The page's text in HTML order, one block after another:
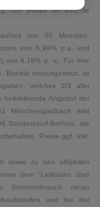
der jemals an auto.de
von 60 Monaten,
von 6,99% p.a. und
von 6,78% p. a.. Für Ihre
Bonität vorausgesetzt, ist
welches 2/3 aller
Angebot der
Mönchengladbach wird
Sandersdorf-Brehna, die
Preise ggf. inkl.
sowie zu den offiziellen
dem "Leitfaden über
Stromverbrauch neuer
und bei der